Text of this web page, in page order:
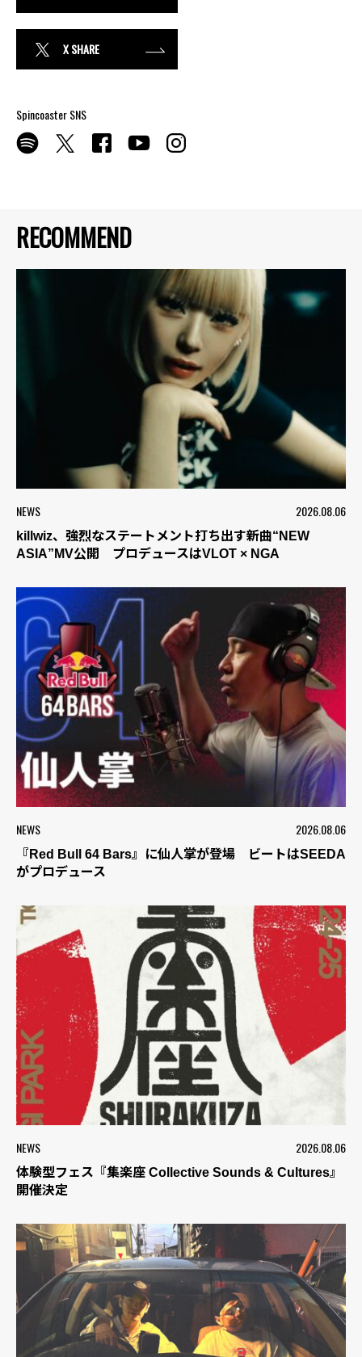
RECOMMEND
NEWS 2026.08.06
killwiz、強烈なステートメント打ち出す新曲“NEW
ASIA”MV公開 プロデュースはVLOT × NGA
NEWS 2026.08.06
『Red Bull 64 Bars』に仙人掌が登場 ビートはSEEDA
がプロデュース
NEWS 2026.08.06
体験型フェス『集楽座 Collective Sounds & Cultures』
開催決定
X SHARE
Spincoaster SNS